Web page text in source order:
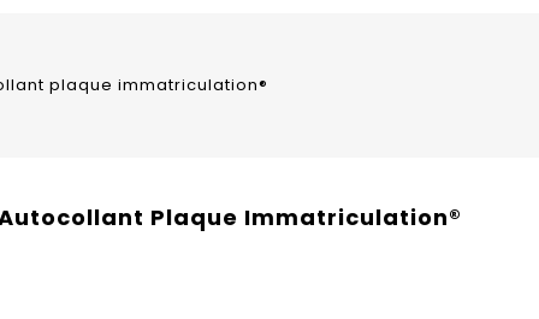
plaque immatriculation®
Plaque Immatriculation®